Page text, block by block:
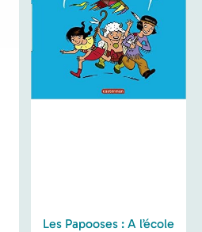
Les Papooses : A l’école